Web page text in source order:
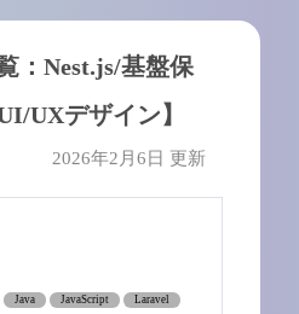
：Nest.js/基盤保
UXデザイン】
2026年2月6日 更新
Java JavaScript
Laravel